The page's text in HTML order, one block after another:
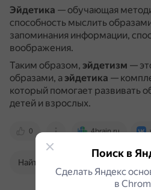
Эйдетика — обучающая
способность мыслить
запоминания информации,
воображения.
Таким образом, эйдетизм —
образами, а эйдетика —
который помогает развивать
детей и взрослых.
0 4brain.ru
Найти в Поиске
Поиск в
Сделать Яндекс
в